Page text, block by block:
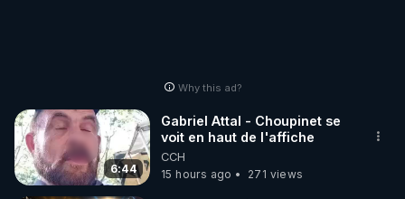
Why this ad?
6:44
Gabriel Attal - Choupinet se
voit en haut de l'affiche
CCH
15 hours ago
271 views